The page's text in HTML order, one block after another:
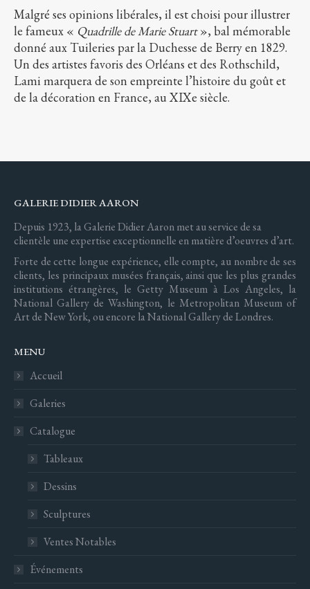
Malgré ses opinions libérales, il est choisi pour illustrer
le fameux « Quadrille de Marie Stuart», bal mémorable
donné aux Tuileries par la Duchesse de Berry en 1829.
Un des artistes favoris des Orléans et des Rothschild,
Lami marquera de son empreinte l’histoire du goût et
de la décoration en France, au XIXe siècle.
GALERIE DIDIER AARON
Depuis 1923, la Galerie Didier Aaron met au service de sa
clientèle une expertise exceptionnelle en matière d’oeuvres d’art.
Forte de cette longue expérience, elle compte, au nombre de ses
clients, les principaux musées français, ainsi que les plus grandes
institutions étrangères, le Getty Museum à Los Angeles, la
National Gallery de Washington, le Metropolitan Museum of
Art de New York, ou encore la National Gallery de Londres.
MENU
Accueil
Galeries
Catalogue
Tableaux
Dessins
Sculptures
Ventes Notables
Événements